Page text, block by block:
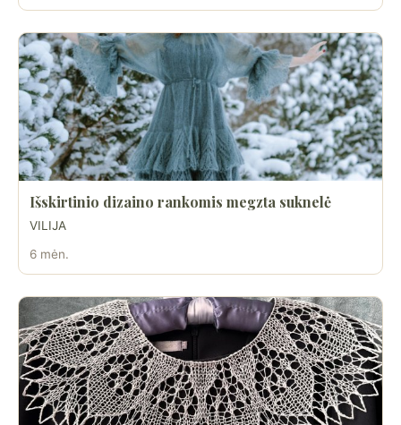
Išskirtinio dizaino rankomis megzta suknelė
VILIJA
6 mėn.